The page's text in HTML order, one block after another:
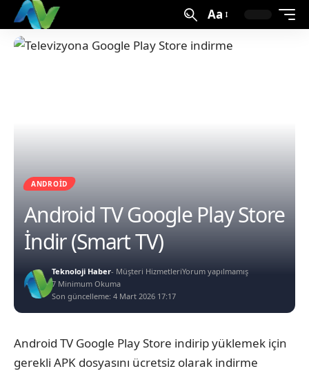
Aa
ANDROID
Android TV Google Play Store
İndir (Smart TV)
Son güncelleme: 4 Mart 2026 17:17
Teknoloji Haber- Müşteri HizmetleriYorum yapılmamış
7 Minimum Okuma
Android TV Google Play Store indirip yüklemek için
gerekli APK dosyasını ücretsiz olarak indirme